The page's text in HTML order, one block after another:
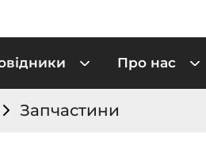
Про нас
Запчастини